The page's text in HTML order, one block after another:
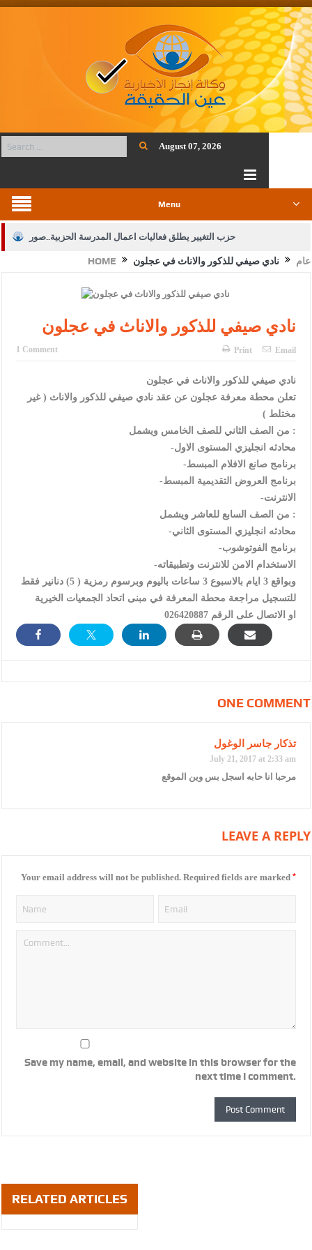
August 07, 2026
Menu
حزب التغيير يطلق فعاليات اعمال المدرسة الحزبية..صور
الجيش يفتح باب التجنيد لحملة البكالوريوس في الحقوق والقانون
بيان اجتماع عمّان:دعم الوصاية الهاشمية التاريخية على المقدسات
الإسلامية والمسيحية
الأمن يتلف 16 مليون حبة كبتاجون و1480 كغم مواد مخدرة
القاضي يلتقي رؤساء تحرير الصحف اليومية ويؤكد حرص مجلس النواب
دعوة المكلفين بخدمة العلم (الدفعة الثالثة) إلى مراجعة منصة خدمة
الملك يتلقى اتصالا هاتفيا من العاهل البحريني
القاضي محمود أحمد فريحات.. مبارك ومزيدا من التوفيق
HOME عام نادي صيفي للذكور والاناث في عجلون
نادي صيفي للذكور والاناث في عجلون
1 Comment Print Email
نادي صيفي للذكور والاناث في عجلون
تعلن محطة معرفة عجلون عن عقد نادي صيفي للذكور والاناث ( غير
مختلط )
من الصف الثاني للصف الخامس ويشمل :
-محادثه انجليزي المستوى الاول
-برنامج صانع الافلام المبسط
-برنامج العروض التقديمية المبسط
-الانترنت
من الصف السابع للعاشر ويشمل :
-محادثه انجليزي المستوى الثاني
-برنامج الفوتوشوب
-الاستخدام الامن للانترنت وتطبيقاته
وبواقع 3 ايام بالاسبوع 3 ساعات باليوم وبرسوم رمزية ( 5) دنانير فقط
للتسجيل مراجعة محطة المعرفة في مبنى اتحاد الجمعيات الخيرية
او الاتصال على الرقم 026420887
ONE COMMENT
تذكار جاسر الوغول
July 21, 2017 at 2:33 am
مرحبا انا حابه اسجل بس وين الموقع
LEAVE A REPLY
Your email address will not be published. Required fields are marked *
Save my name, email, and website in this browser for the
next time I comment.
RELATED ARTICLES